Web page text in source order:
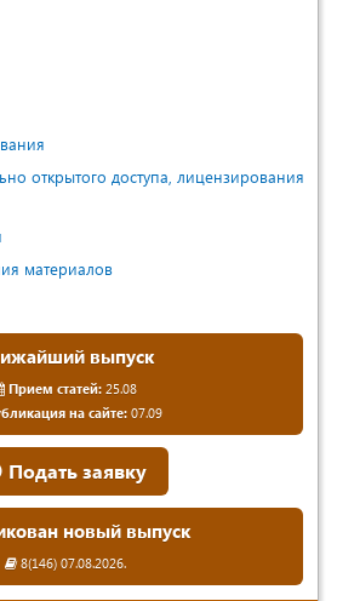
открытого доступа, лицензирования
материалов
выпуск
Прием статей: 25.08
на сайте:07.09
Подать заявку
новый выпуск
8(146) 07.08.2026.